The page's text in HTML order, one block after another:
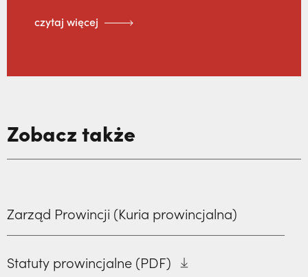
czytaj więcej
Zobacz także
Zarząd Prowincji (Kuria prowincjalna)
Statuty prowincjalne (PDF)